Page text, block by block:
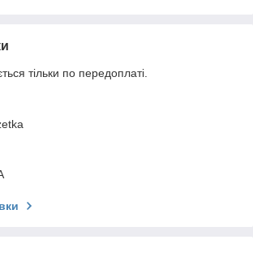
тільки по передоплаті.